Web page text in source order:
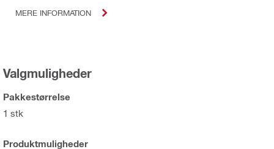
MERE INFORMATION
Valgmuligheder
Pakkestørrelse
1 stk
Produktmuligheder